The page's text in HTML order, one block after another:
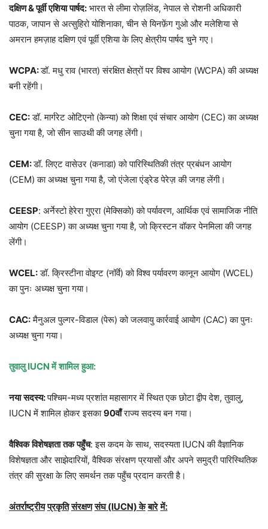
दक्षिण&पूर्वी एशिया पार्षद: भारत से लीमा रोज़लिंड, नेपाल से रोशनी अधिकारी
पाठक, जापान से अत्सुहिरो योशिनाका, चीन से यिनफ़ेंग गुओ और मलेशिया से
अमरान हमज़ाह दक्षिण एवं पूर्वी एशिया के लिए क्षेत्रीय पार्षद चुने गए।
WCPA:डॉ. मधु राव (भारत) संरक्षित क्षेत्रों पर विश्व आयोग (WCPA) की अध्यक्ष
बनी रहेंगी।
CEC:डॉ. मार्गरेट ओटिएनो (केन्या) को शिक्षा एवं संचार आयोग (CEC) का अध्यक्ष
चुना गया है, जो सीन साउथी की जगह लेंगी।
CEM:डॉ. लिएट वासेउर (कनाडा) को पारिस्थितिकी तंत्र प्रबंधन आयोग
(CEM) का अध्यक्ष चुना गया है, जो एंजेला एंड्रेड पेरेज़ की जगह लेंगी।
CEESP: अर्नेस्टो हेरेरा गुएरा (मेक्सिको) को पर्यावरण, आर्थिक एवं सामाजिक नीति
आयोग (CEESP) का अध्यक्ष चुना गया है, जो क्रिस्टन वॉकर पेनमिला की जगह
लेंगी।
WCEL:डॉ. क्रिस्टीना वोइग्ट (नॉर्वे) को विश्व पर्यावरण कानून आयोग (WCEL)
का पुनः अध्यक्ष चुना गया।
CAC:मैनुअल पुल्गर-विडाल (पेरू) को जलवायु कार्रवाई आयोग (CAC) का पुनः
अध्यक्ष चुना गया।
तुवालुIUCNमें शामिल हुआ:
नया सदस्य:पश्चिम-मध्य प्रशांत महासागर में स्थित एक छोटा द्वीप देश, तुवालु,
IUCN में शामिल होकर इसका90वाँराज्य सदस्य बन गया।
वैश्विक विशेषज्ञता तक पहुँच: इस कदम के साथ, सदस्यता IUCN की वैज्ञानिक
विशेषज्ञता और साझेदारियों, वैश्विक संरक्षण प्रयासों और अपने समुद्री पारिस्थितिक
तंत्र की सुरक्षा के लिए समर्थन तक पहुँच प्रदान करती है।
अंतर्राष्ट्रीय प्रकृति संरक्षण संघ(IUCN)के बारे में: